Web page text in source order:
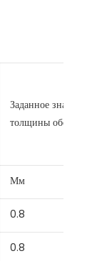
Заданное значение
толщины оболочки
Мм
0.8
0.8